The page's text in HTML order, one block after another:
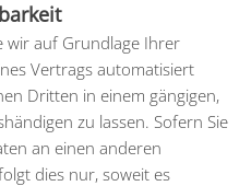
wir auf Grundlage Ihrer
Vertrags automatisiert
Dritten in einem gängigen,
zu lassen. Sofern Sie
an einen anderen
dies nur, soweit es